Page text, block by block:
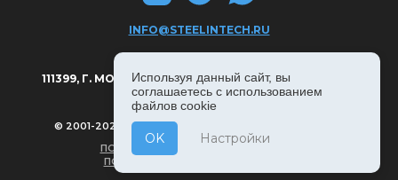
INFO@STEELINTECH.RU
111399, Г. МОСКВА, РЯЗАНСКИЙ ПРОСПЕКТ Д. 8А, С. 1.
© 2001-2026, СТАЛЬИНТЕХ — ВСЕ ПРАВА ЗАЩИЩЕНЫ
ПОЛИТИКА КОНФИДЕНЦИАЛЬНОСТИ
ПОЛЬЗОВАТЕЛЬСКОЕ СОГЛАШЕНИЕ
Используя данный сайт, вы
соглашаетесь с использованием
файлов cookie
OK Настройки